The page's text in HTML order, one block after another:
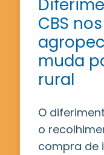
CBS
muda
rural
O
o
compra de